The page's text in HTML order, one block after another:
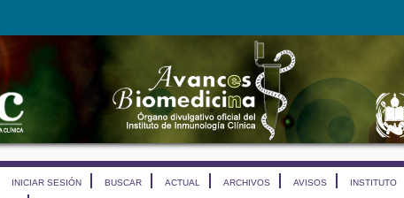
INICIAR SESIÓN BUSCAR ACTUAL ARCHIVOS AVISOS INSTITUTO